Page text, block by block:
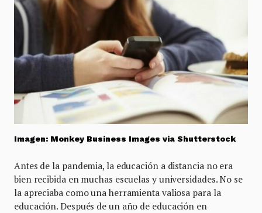
Imagen: Monkey Business Images via Shutterstock
Antes de la pandemia, la educación a distancia no era
bien recibida en muchas escuelas y universidades. No se
la apreciaba como una herramienta valiosa para la
educación. Después de un año de educación en